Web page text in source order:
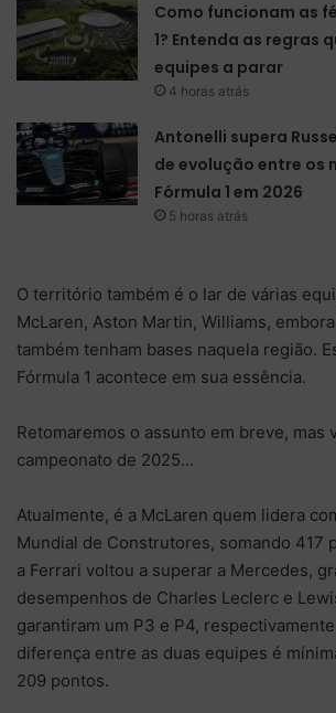
Como funcionam as
1? Entenda as regras
equipes a parar
4 horas atrás
Antonelli supera
de evolução entre os
Fórmula 1 em 2026
5 horas atrás
O território também é o lar de várias
McLaren, Aston Martin, Williams,
também tenham bases naquela região.
Fórmula 1 acontece em sua essência.
Retomaremos o assunto em breve, mas
campeonato de 2025…
Atualmente, é a McLaren quem lidera
Mundial de Construtores, somando 417
a Ferrari voltou a superar a Mercedes,
desempenhos de Charles Leclerc e
garantiram um P3 e P4,
diferença entre as duas equipes é
209 pontos.